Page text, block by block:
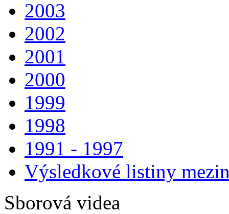
2003
2002
2001
2000
1999
1998
1991 - 1997
Výsledkové listiny
Sborová videa